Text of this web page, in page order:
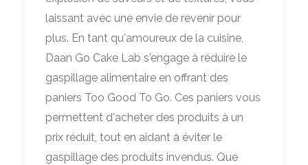
laissant avec une envie de revenir pour
plus. En tant qu'amoureux de la cuisine,
Daan Go Cake Lab s'engage à réduire le
gaspillage alimentaire en offrant des
paniers Too Good To Go. Ces paniers vous
permettent d'acheter des produits à un
prix réduit, tout en aidant à éviter le
gaspillage des produits invendus. Que